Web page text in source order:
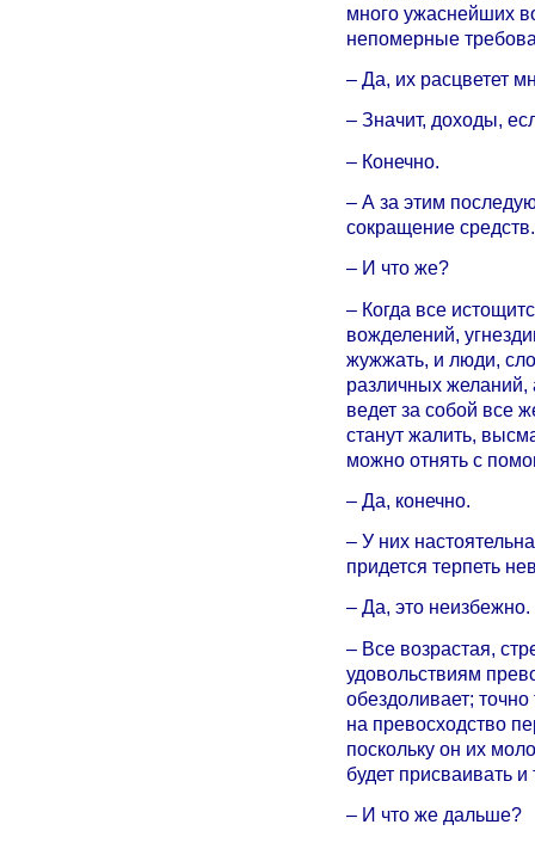
много ужаснейших
непомерные
– Да, их расцветет
– Значит, доходы,
– Конечно.
– А за этим
сокращение средств.
– И что же?
– Когда все
вожделений,
жужжать, и люди,
различных
ведет за собой все
станут жалить,
можно отнять с
– Да, конечно.
– У них
придется терпеть
– Да, это неизбежно.
– Все возрастая,
удовольствиям
обездоливает;
на превосходство
поскольку он их
будет присваивать и
– И что же дальше?